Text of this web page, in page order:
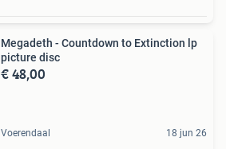
Megadeth - Countdown to Extinction lp
picture disc
€ 48,00
Voerendaal 18 jun 26